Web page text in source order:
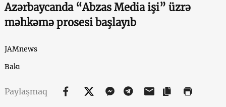
Azərbaycanda “Abzas Media işi” üzrə
məhkəmə prosesi başlayıb
JAMnews
Bakı
Paylaşmaq